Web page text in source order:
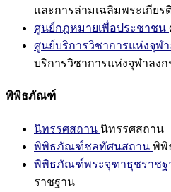
และการล่ามเฉลิมพระเกียร
ศูนย์กฎหมายเพื่อประชาชน
ศูนย์บริการวิชาการแห่งจุฬ
บริการวิชาการแห่งจุฬาลง
พิพิธภัณฑ์
นิทรรศสถาน นิทรรศสถาน
พิพิธภัณฑ์ชลทัศนสถาน พิพิ
พิพิธภัณฑ์พระจุฑาธุชราชฐ
ราชฐาน